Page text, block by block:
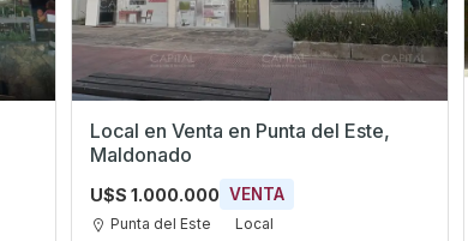
Local en Venta en Punta del Este,
Maldonado
U$S 1.000.000 VENTA
Punta del Este Local